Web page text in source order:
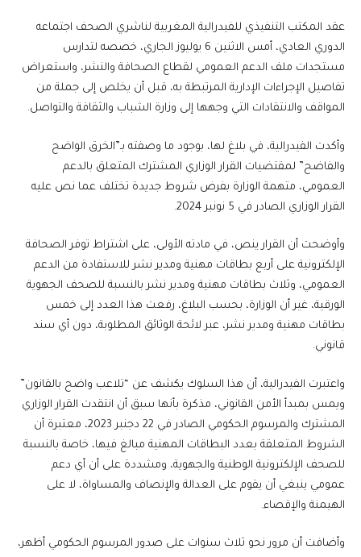
عقد المكتب التنفيذي للفيدرالية المغربية لناشري الصحف اجتماعه
الدوري العادي، أمس الاثنين 6 يوليوز الجاري، خصصه لتدارس
مستجدات ملف الدعم العمومي لقطاع الصحافة والنشر، واستعراض
تفاصيل الإجراءات الإدارية المرتبطة به، قبل أن يخلص إلى جملة من
المواقف والانتقادات التي وجهها إلى وزارة الشباب والثقافة والتواصل.
وأكدت الفيدرالية، في بلاغ لها، بوجود ما وصفته بـ”الخرق الواضح
والفاضح” لمقتضيات القرار الوزاري المشترك المتعلق بالدعم
العمومي، متهمة الوزارة بفرض شروط جديدة تختلف عما نص عليه
القرار الوزاري الصادر في 5 نونبر 2024.
وأوضحت أن القرار ينص، في مادته الأولى، على اشتراط توفر الصحافة
الإلكترونية على أربع بطاقات مهنية ومدير نشر للاستفادة من الدعم
العمومي، وثلاث بطاقات مهنية ومدير نشر بالنسبة للصحف الجهوية
الورقية، غير أن الوزارة، بحسب البلاغ، رفعت هذا العدد إلى خمس
بطاقات مهنية ومدير نشر، عبر لائحة الوثائق المطلوبة، دون أي سند
قانوني.
واعتبرت الفيدرالية، أن هذا السلوك يكشف عن “تلاعب واضح بالقانون”
ويمس بمبدأ الأمن القانوني، مذكرة بأنها سبق أن انتقدت القرار الوزاري
المشترك والمرسوم الحكومي الصادر في 22 دجنبر 2023، معتبرة أن
الشروط المتعلقة بعدد البطاقات المهنية مبالغ فيها، خاصة بالنسبة
للصحف الإلكترونية الوطنية والجهوية، ومشددة على أن أي دعم
عمومي ينبغي أن يقوم على العدالة والإنصاف والمساواة، لا على
الهيمنة والإقصاء.
وأضافت أن مرور نحو ثلاث سنوات على صدور المرسوم الحكومي أظهر،